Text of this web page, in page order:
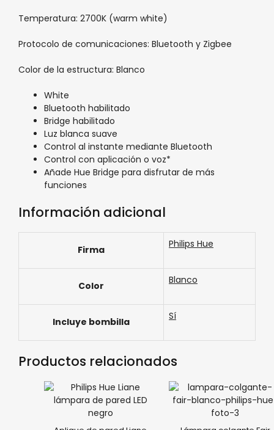
Temperatura: 2700K (warm white)
Protocolo de comunicaciones: Bluetooth y Zigbee
Color de la estructura: Blanco
White
Bluetooth habilitado
Bridge habilitado
Luz blanca suave
Control al instante mediante Bluetooth
Control con aplicación o voz*
Añade Hue Bridge para disfrutar de más
funciones
Información adicional
Firma Philips Hue
Color Blanco
Incluye bombilla Sí
Productos relacionados